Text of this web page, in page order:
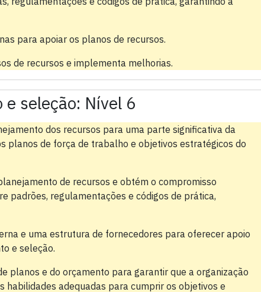
para apoiar os planos de recursos.
de recursos e implementa melhorias.
seleção: Nível 6
dos recursos para uma parte significativa da
planos de força de trabalho e objetivos estratégicos do
de recursos e obtém o compromisso
padrões, regulamentações e códigos de prática,
e uma estrutura de fornecedores para oferecer apoio
e seleção.
planos e do orçamento para garantir que a organização
habilidades adequadas para cumprir os objetivos e